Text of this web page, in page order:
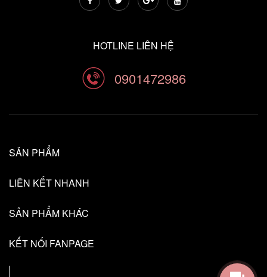
HOTLINE LIÊN HỆ
0901472986
SẢN PHẨM
LIÊN KẾT NHANH
SẢN PHẨM KHÁC
KẾT NỐI FANPAGE